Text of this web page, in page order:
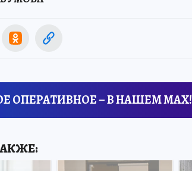
ОПЕРАТИВНОЕ – В НАШЕМ MAX!